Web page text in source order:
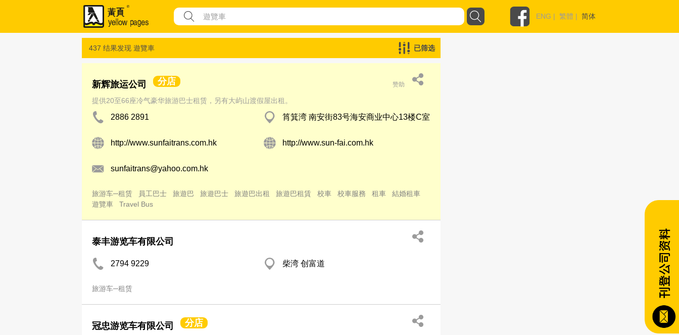
ENG | 繁體 | 简体
437 结果发现 遊覽車 已筛选
新辉旅运公司 分店 赞助
提供20至66座冷气豪华旅游巴士租赁，另有大屿山渡假屋出租。
2886 2891 筲箕湾 南安街83号海安商业中心13楼C室
http://www.sunfaitrans.com.hk http://www.sun-fai.com.hk
sunfaitrans@yahoo.com.hk
旅游车─租赁 員工巴士 旅遊巴 旅遊巴士 旅遊巴出租 旅遊巴租賃 校車 校車服務 租車
結婚租車
遊覽車
Travel Bus
泰丰游览车有限公司
2794 9229 柴湾 创富道
旅游车─租赁
冠忠游览车有限公司 分店